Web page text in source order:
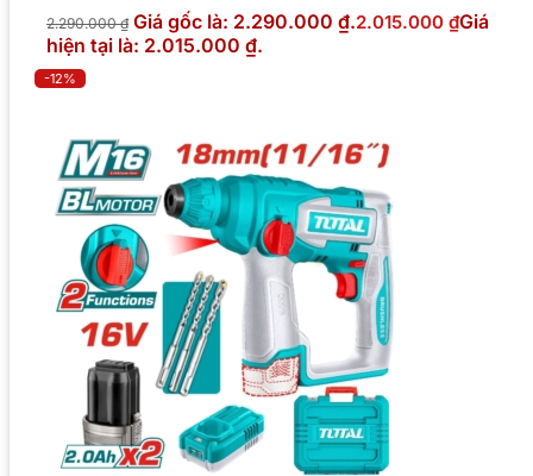
2.290.000₫ Giá gốc là: 2.290.000 ₫.2.015.000 ₫Giá
hiện tại là: 2.015.000 ₫.
-12%